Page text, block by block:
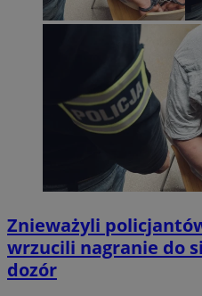
Znieważyli
wrzucili nagranie do
dozór